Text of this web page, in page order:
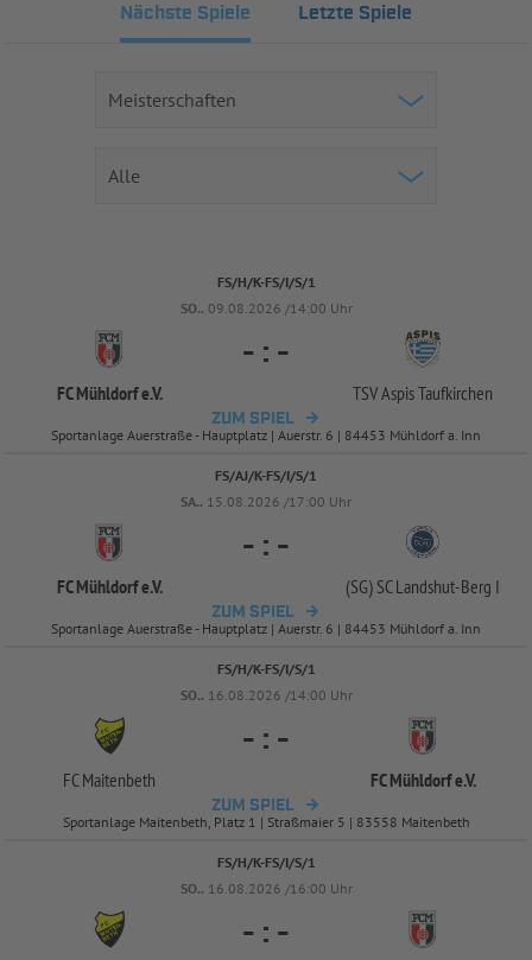
Nächste Spiele Letzte Spiele
FS/H/K-FS/I/S/1
SO.. 09.08.2026 /14:00 Uhr
FC Mühldorf e.V.
- : -
TSV Aspis Taufkirchen
ZUM SPIEL
Sportanlage Auerstraße - Hauptplatz | Auerstr. 6 | 84453 Mühldorf a. Inn
FS/AJ/K-FS/I/S/1
SA.. 15.08.2026 /17:00 Uhr
FC Mühldorf e.V.
- : -
(SG) SC Landshut-Berg I
ZUM SPIEL
Sportanlage Auerstraße - Hauptplatz | Auerstr. 6 | 84453 Mühldorf a. Inn
FS/H/K-FS/I/S/1
SO.. 16.08.2026 /14:00 Uhr
FC Maitenbeth
- : -
FC Mühldorf e.V.
ZUM SPIEL
Sportanlage Maitenbeth, Platz 1 | Straßmaier 5 | 83558 Maitenbeth
FS/H/K-FS/I/S/1
SO.. 16.08.2026 /16:00 Uhr
- : -